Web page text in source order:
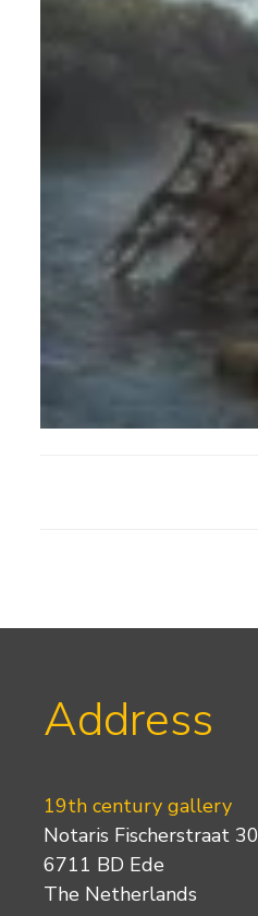
Address
19th century gallery
Notaris Fischerstraat 30
6711 BD Ede
The Netherlands